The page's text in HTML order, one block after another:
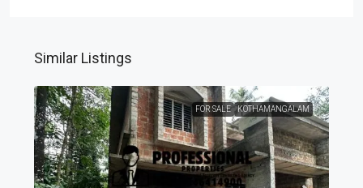
Similar Listings
FOR SALE KOTHAMANGALAM